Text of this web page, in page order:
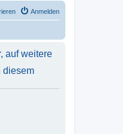
Anmelden
auf weitere
diesem